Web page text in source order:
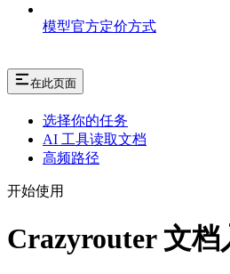
模型官方定价方式
在此页面
选择你的任务
AI 工具读取文档
高频路径
开始使用
Crazyrouter 文档